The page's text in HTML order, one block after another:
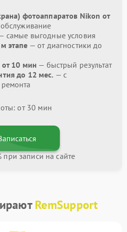
фотоаппаратов Nikon от
самые выгодные условия
этапе — от диагностики до
10 мин — быстрый результат
до 12 мес. — с
от 30 мин
при записи на сайте
RemSupport